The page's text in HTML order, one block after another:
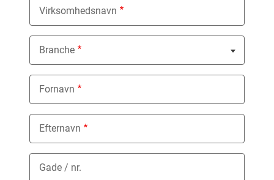
Virksomhedsnavn
Branche
Nothing selected
Fornavn
Efternavn
Gade / nr.